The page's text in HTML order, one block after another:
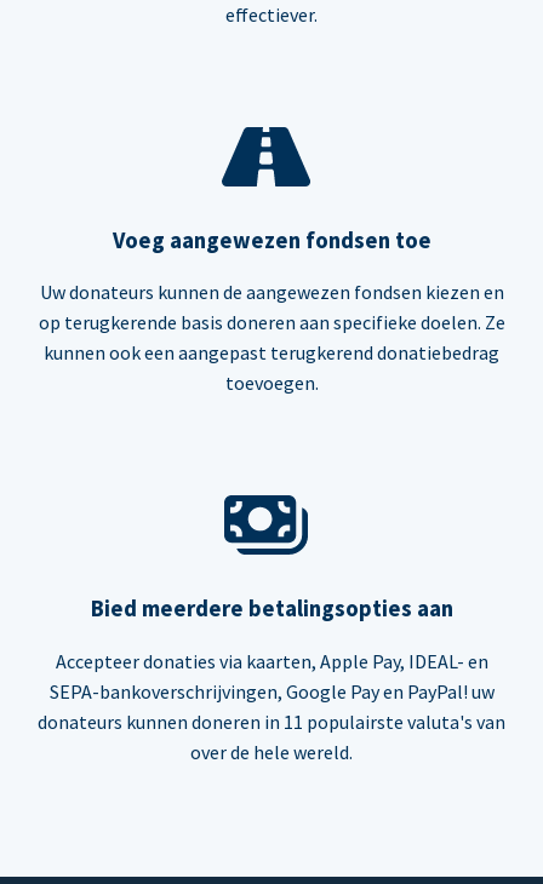
effectiever.
Voeg aangewezen fondsen toe
Uw donateurs kunnen de aangewezen fondsen kiezen en
op terugkerende basis doneren aan specifieke doelen. Ze
kunnen ook een aangepast terugkerend donatiebedrag
toevoegen.
Bied meerdere betalingsopties aan
Accepteer donaties via kaarten, Apple Pay, IDEAL- en
SEPA-bankoverschrijvingen, Google Pay en PayPal! uw
donateurs kunnen doneren in 11 populairste valuta's van
over de hele wereld.